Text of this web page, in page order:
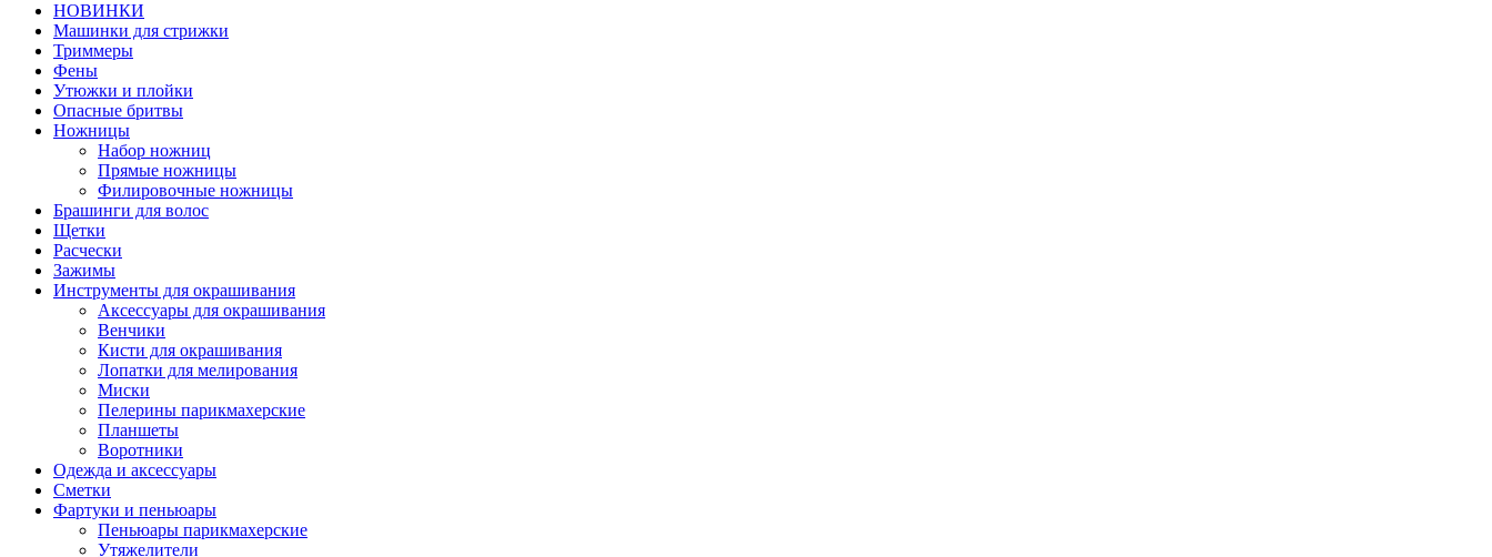
НОВИНКИ
Машинки для стрижки
Триммеры
Фены
Утюжки и плойки
Опасные бритвы
Ножницы
Набор ножниц
Прямые ножницы
Филировочные ножницы
Брашинги для волос
Щетки
Расчески
Зажимы
Инструменты для окрашивания
Аксессуары для окрашивания
Венчики
Кисти для окрашивания
Лопатки для мелирования
Миски
Пелерины парикмахерские
Планшеты
Воротники
Одежда и аксессуары
Сметки
Фартуки и пеньюары
Пеньюары парикмахерские
Утяжелители